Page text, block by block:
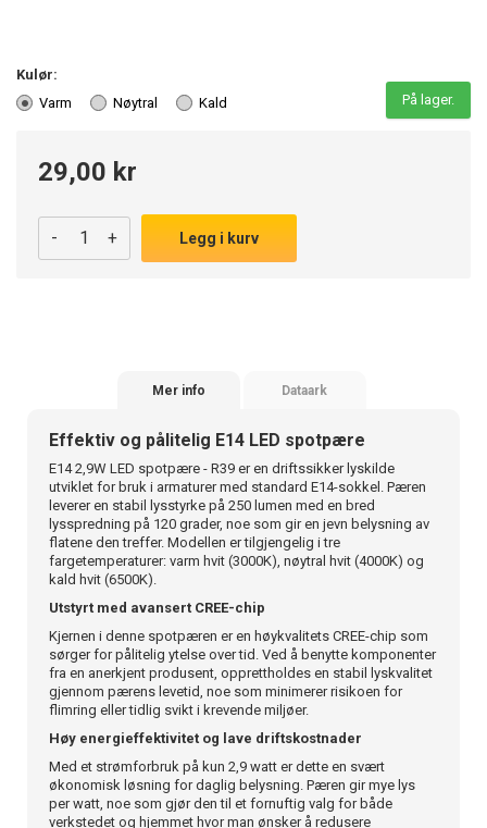
Kulør:
Varm
Nøytral Kald På lager.
29,00 kr
- + Legg i kurv
Mer info Dataark
Effektiv og pålitelig E14 LED spotpære
E14 2,9W LED spotpære - R39 er en driftssikker lyskilde
utviklet for bruk i armaturer med standard E14-sokkel. Pæren
leverer en stabil lysstyrke på 250 lumen med en bred
lysspredning på 120 grader, noe som gir en jevn belysning av
flatene den treffer. Modellen er tilgjengelig i tre
fargetemperaturer: varm hvit (3000K), nøytral hvit (4000K) og
kald hvit (6500K).
Utstyrt med avansert CREE-chip
Kjernen i denne spotpæren er en høykvalitets CREE-chip som
sørger for pålitelig ytelse over tid. Ved å benytte komponenter
fra en anerkjent produsent, opprettholdes en stabil lyskvalitet
gjennom pærens levetid, noe som minimerer risikoen for
flimring eller tidlig svikt i krevende miljøer.
Høy energieffektivitet og lave driftskostnader
Med et strømforbruk på kun 2,9 watt er dette en svært
økonomisk løsning for daglig belysning. Pæren gir mye lys
per watt, noe som gjør den til et fornuftig valg for både
verkstedet og hjemmet hvor man ønsker å redusere